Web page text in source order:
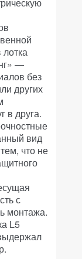
—
без
других
в друга.
вид
что не
с
монтажа.
L5